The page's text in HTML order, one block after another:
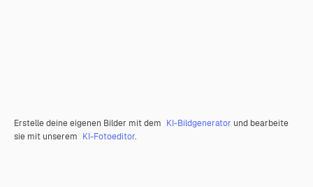
Erstelle deine eigenen Bilder mit dem KI-Bildgenerator und bearbeite
sie mit unserem KI-Fotoeditor.